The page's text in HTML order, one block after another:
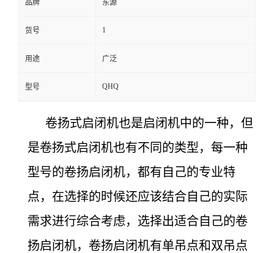
品牌 东源
货号 1
用途 广泛
型号 QHQ
卷扬式启闭机也是启闭机中的一种，但
是卷扬式启闭机也有不同的类型，每一种
型号的卷扬启闭机，都有自己的专业特
点，在选择的时候还应该结合自己的实际
需求进行综合考虑，选择出适合自己的卷
扬启闭机，卷扬启闭机有单吊点和双吊点